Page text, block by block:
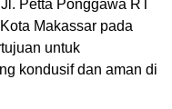
Petta Ponggawa RT
Makassar pada
untuk
kondusif dan aman di